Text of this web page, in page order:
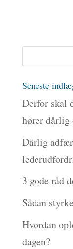
Seneste
Derfor skal
hører dårlig
Dårlig
3 gode råd
Sådan
Hvordan
dagen?